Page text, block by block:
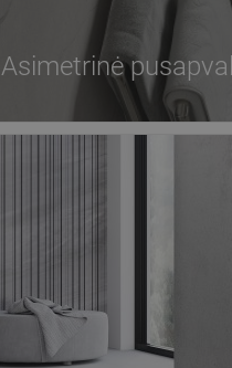
Asimetrinė